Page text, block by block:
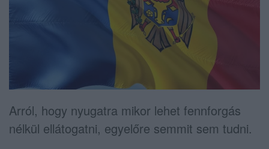
Arról, hogy nyugatra mikor lehet fennforgás
nélkül ellátogatni, egyelőre semmit sem tudni.